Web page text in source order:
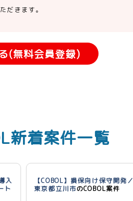
だきます。
(無料会員登録)
新着案件一覧
入
ト
【COBOL】損保向け保守開発／
東京都立川市のCOBOL案件